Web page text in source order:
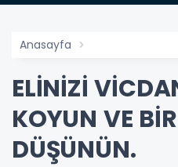
Anasayfa
ELİNİZİ
KOYUN VE
DÜŞÜNÜN.